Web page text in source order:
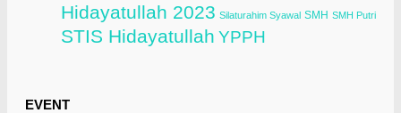
Hidayatullah 2023 Silaturahim Syawal SMH SMH Putri
STIS Hidayatullah YPPH
EVENT